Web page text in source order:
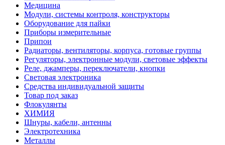
Медицина
Модули, системы контроля, конструкторы
Оборудование для пайки
Приборы измерительные
Припои
Радиаторы, вентиляторы, корпуса, готовые группы
Регуляторы, электронные модули, световые эффекты
Реле, джамперы, переключатели, кнопки
Световая электроника
Средства индивидуальной защиты
Товар под заказ
Флокулянты
ХИМИЯ
Шнуры, кабели, антенны
Электротехника
Металлы